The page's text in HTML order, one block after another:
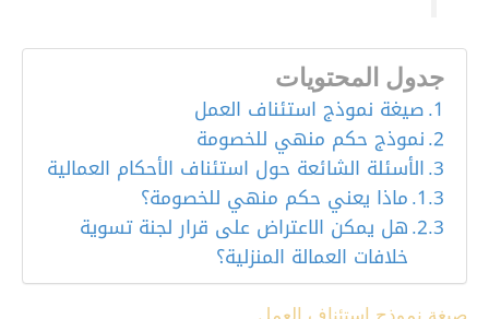
جدول المحتويات
صيغة نموذج استئناف العمل
نموذج حكم منهي للخصومة
الأسئلة الشائعة حول استئناف الأحكام العمالية
ماذا يعني حكم منهي للخصومة؟
هل يمكن الاعتراض على قرار لجنة تسوية
خلافات العمالة المنزلية؟